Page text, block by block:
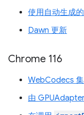
使用自动生成
Dawn 更新
Chrome 116
WebCodecs
由